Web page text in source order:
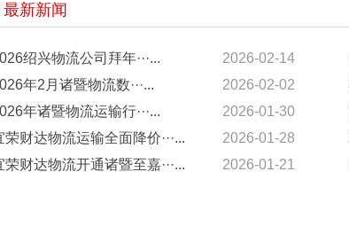
最新新闻
绍兴物流公司拜年···... 2026-02-14
年2月诸暨物流数···...
2026-02-02
年诸暨物流运输行···...
2026-01-30
荣财达物流运输全面降价···...
2026-01-28
荣财达物流开通诸暨至嘉···...
2026-01-21